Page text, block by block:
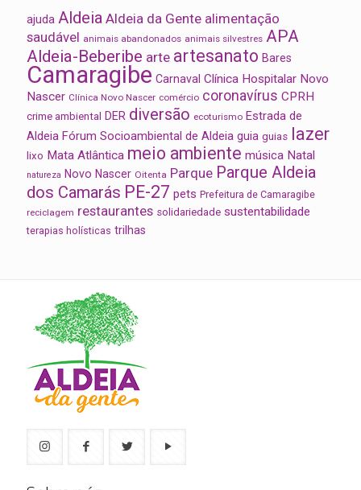
ajuda Aldeia Aldeia da Gente alimentação
saudável animais abandonados animais silvestres APA
Aldeia-Beberibe arte artesanato Bares
Camaragibe Carnaval Clínica Hospitalar Novo
Nascer Clínica Novo Nascer comércio coronavírus CPRH
crime ambiental DER diversão ecoturismo Estrada de
Aldeia Fórum Socioambiental de Aldeia guia guias lazer
lixo Mata Atlântica meio ambiente música Natal
natureza Novo Nascer Oitenta Parque Parque Aldeia
dos Camarás PE-27 pets Prefeitura de Camaragibe
reciclagem restaurantes solidariedade sustentabilidade
terapias holísticas trilhas